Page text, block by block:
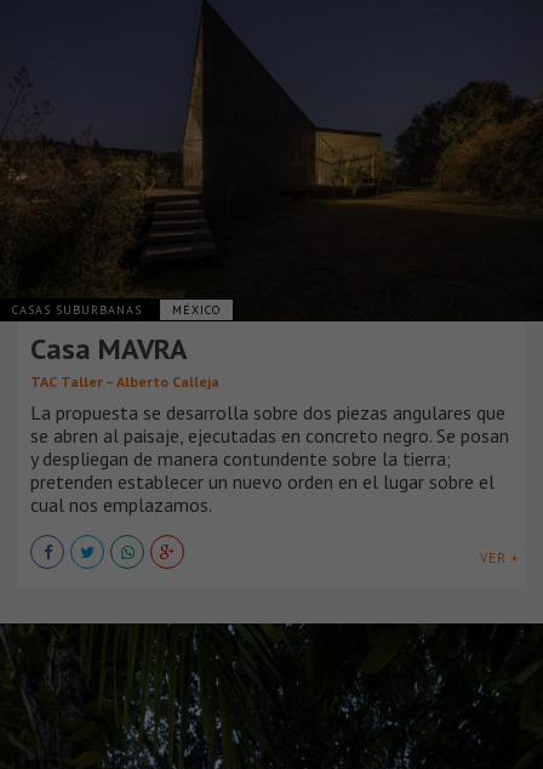
CASAS SUBURBANAS MÉXICO
Casa MAVRA
TAC Taller – Alberto Calleja
La propuesta se desarrolla sobre dos piezas angulares que
se abren al paisaje, ejecutadas en concreto negro. Se posan
y despliegan de manera contundente sobre la tierra;
pretenden establecer un nuevo orden en el lugar sobre el
cual nos emplazamos.
VER +